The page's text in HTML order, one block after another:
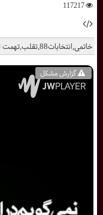
گزارش مشکل
خاتمی,انتخابات88,تقلب,تهمت تقلب,اصلاح طلبان,فایل صوتی,
117217